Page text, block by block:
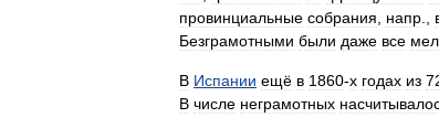
провинциальные собрания, напр.,
Безграмотными были даже все
В Испании ещё в 1860-х годах из
В числе неграмотных